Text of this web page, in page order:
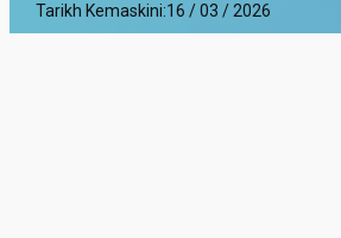
Tarikh Kemaskini:16 / 03 / 2026